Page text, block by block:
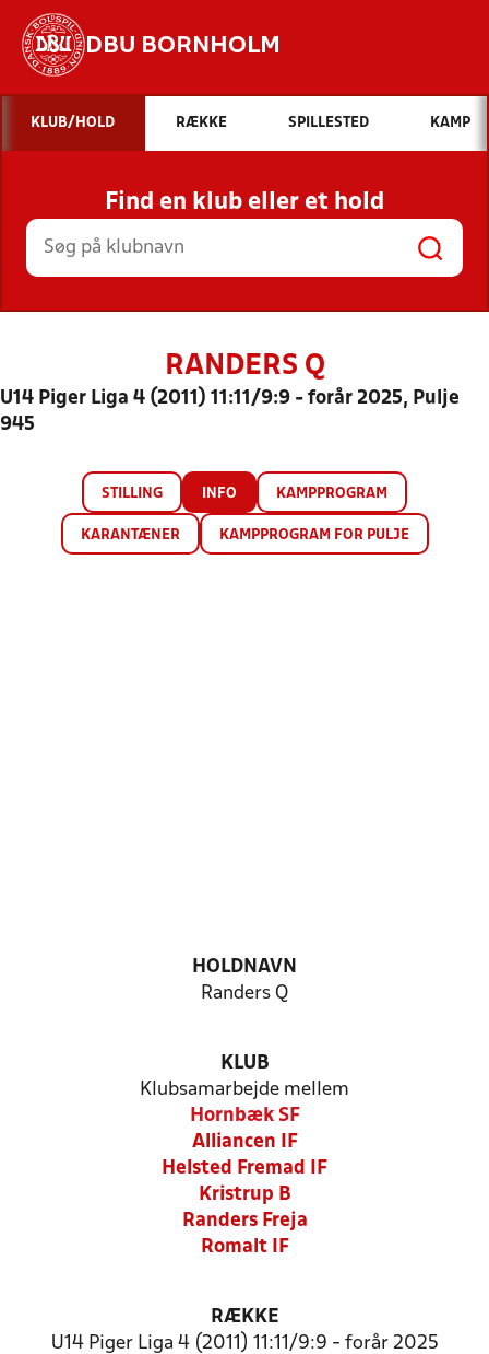
DBU BORNHOLM
Hvad vil du søge efter?
INDHOLD OG NYHEDER
STILLINGER, RESULTATER, KLUBBER OG
HOLD
KLUB/HOLD RÆKKE SPILLESTED KAMP
Find en klub eller et hold
RANDERS Q
U14 Piger Liga 4 (2011) 11:11/9:9 - forår 2025, Pulje
945
STILLING INFO KAMPPROGRAM
KARANTÆNER KAMPPROGRAM FOR PULJE
HOLDNAVN
Randers Q
KLUB
Klubsamarbejde mellem
Hornbæk SF
Alliancen IF
Helsted Fremad IF
Kristrup B
Randers Freja
Romalt IF
RÆKKE
U14 Piger Liga 4 (2011) 11:11/9:9 - forår 2025